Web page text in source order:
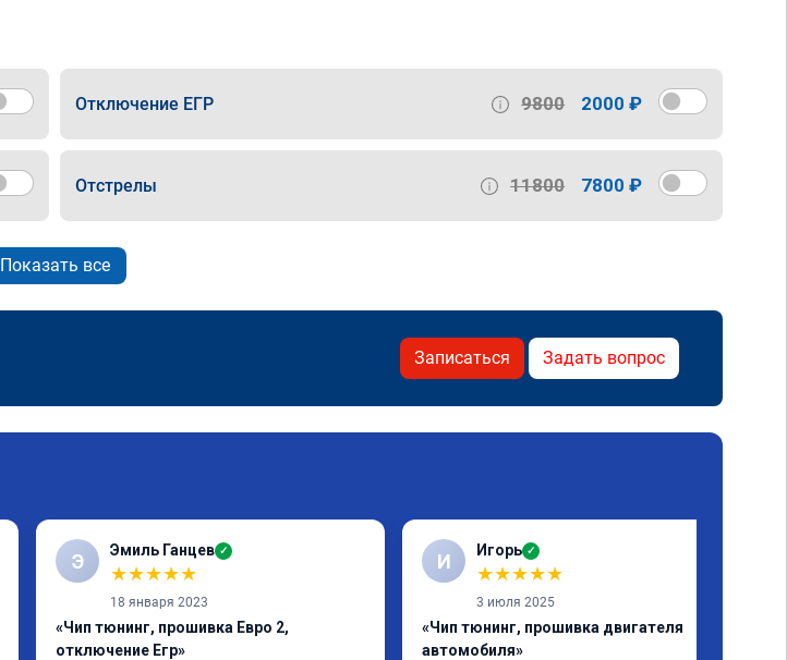
Отключение ЕГР 9800 2000 ₽
Отстрелы 11800 7800 ₽
Показать все
Записаться Задать вопрос
Э Эмиль Ганцев ✓
★★★★★
18 января 2023
«Чип тюнинг, прошивка Евро 2,
отключение Егр»
И Игорь ✓
★★★★★
3 июля 2025
«Чип тюнинг, прошивка двигателя
автомобиля»